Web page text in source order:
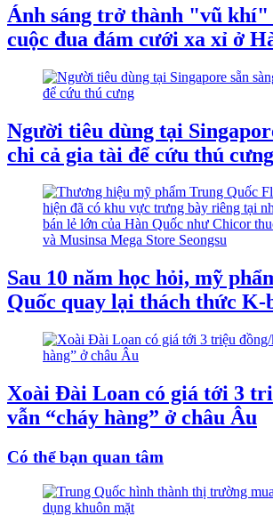
Ánh sáng trở thành "vũ
cuộc đua đám cưới xa xỉ ở
Người tiêu dùng tại
chi cả gia tài để cứu thú cưng
Sau 10 năm học hỏi, mỹ
Quốc quay lại thách thức K-
Xoài Đài Loan có giá tới 3
vẫn “cháy hàng” ở châu Âu
Có thể bạn quan tâm